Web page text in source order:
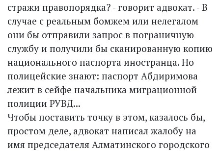
стражи право­порядка? - говорит адвокат. - В
случае с реаль­ным бомжем или нелегалом
они бы отправили запрос в пограничную
службу и получили бы сканированную копию
национального паспорта иностранца. Но
полицейские знают: паспорт Абдиримова
лежит в сейфе начальника миграционной
полиции РУВД...
Чтобы поставить точку в этом, казалось бы,
простом деле, адвокат написал жалобу на
имя председателя Алматинского городского